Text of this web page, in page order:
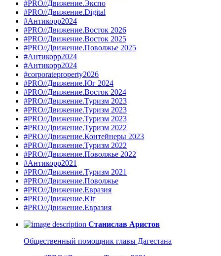
#PRO//Движение.Экспо
#PRO//Движение.Digital
#Антикорр2024
#PRO//Движение.Восток 2026
#PRO//Движение.Восток 2025
#PRO//Движение.Поволжье 2025
#Антикорр2024
#Антикорр2024
#corporateproperty2026
#PRO//Движение.Юг 2024
#PRO//Движение.Восток 2024
#PRO//Движение.Туризм 2023
#PRO//Движение.Туризм 2023
#PRO//Движение.Туризм 2023
#PRO//Движение.Туризм 2022
#PRO//Движение.Контейнеры 2023
#PRO//Движение.Туризм 2022
#PRO//Движение.Поволжье 2022
#Антикорр2021
#PRO//Движение.Туризм 2021
#PRO//Движение.Поволжье
#PRO//Движение.Евразия
#PRO//Движение.Юг
#PRO//Движение.Евразия
Станислав Аристов
Общественный помощник главы Дагестана